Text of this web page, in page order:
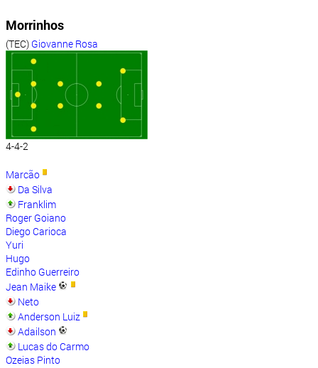
Morrinhos
(TEC) Giovanne Rosa
4-4-2
Marcão
Da Silva
Franklim
Roger Goiano
Diego Carioca
Yuri
Hugo
Edinho Guerreiro
Jean Maike
Neto
Anderson Luiz
Adailson
Lucas do Carmo
Ozeias Pinto